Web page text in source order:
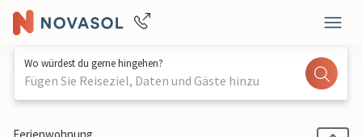
Wo würdest du gerne hingehen?
Fügen Sie Reiseziel, Daten und Gäste hinzu
1 / 29